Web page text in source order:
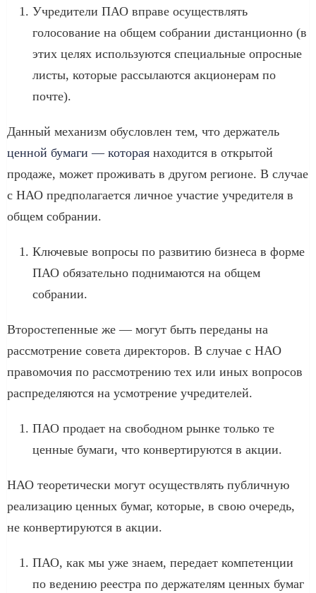
Учредители ПАО вправе осуществлять
голосование на общем собрании дистанционно (в
этих целях используются специальные опросные
листы, которые рассылаются акционерам по
почте).
Данный механизм обусловлен тем, что держатель
ценной бумаги — которая находится в открытой
продаже, может проживать в другом регионе. В случае
с НАО предполагается личное участие учредителя в
общем собрании.
Ключевые вопросы по развитию бизнеса в форме
ПАО обязательно поднимаются на общем
собрании.
Второстепенные же — могут быть переданы на
рассмотрение совета директоров. В случае с НАО
правомочия по рассмотрению тех или иных вопросов
распределяются на усмотрение учредителей.
ПАО продает на свободном рынке только те
ценные бумаги, что конвертируются в акции.
НАО теоретически могут осуществлять публичную
реализацию ценных бумаг, которые, в свою очередь,
не конвертируются в акции.
ПАО, как мы уже знаем, передает компетенции
по ведению реестра по держателям ценных бумаг